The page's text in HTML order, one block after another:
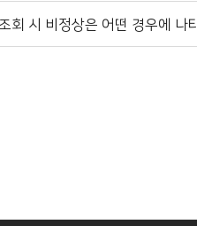
회 시 비정상은 어떤 경우에 나